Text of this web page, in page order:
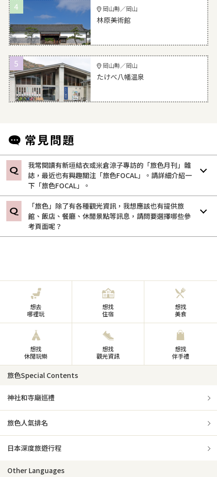
4 岡山縣／岡山
林原美術館
5 岡山縣／岡山
たけべ八幡温泉
我常閱讀有新垣結衣或米倉涼子專訪的「旅色月刊」雜
誌，最近也有興趣關注「旅色FOCAL」。請詳細介紹一
下「旅色FOCAL」。
「旅色」除了有各種觀光資訊，我想應該也有提供旅
館、飯店、餐廳、休閒景點等訊息，請問要選擇哪些參
考頁面呢？
想去
哪裡玩
想找
住宿
想找
美食
想找
休閒玩樂
想找
觀光資訊
想找
伴手禮
旅色Special Contents
神社和寺廟巡禮
旅色人氣排名
日本深度旅遊行程
Other Languages